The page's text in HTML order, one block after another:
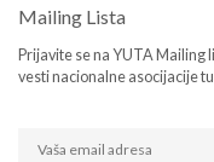
Mailing Lista
Prijavite se na YUTA Mailing
vesti nacionalne asocijacije